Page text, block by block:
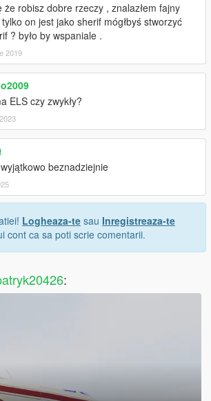
że robisz dobre rzeczy , znalazłem fajny
on jest jako sherif mógłbyś stworzyć
? było by wspaniale .
2019
ELS czy zwykły?
beznadziejnie
Logheaza-te sau Inregistreaza-te
cont ca sa poti scrie comentarii.
: